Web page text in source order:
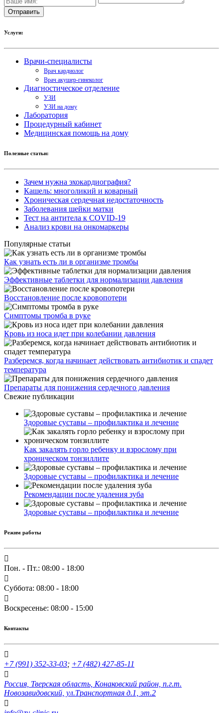
Услуги:
Врачи-специалисты
Врач кардиолог
Врач акушер-гинеколог
Диагностическое отделение
УЗИ
УЗИ на дому
Лаборатория
Процедурный кабинет
Медицинская помощь на дому
Полезные статьи:
Зачем нужна эхокардиография?
Кашель: многоликий и коварный
Хроническая сердечная недостаточность
Заболевания шейки матки
Тест на антитела к COVID-19
Анализ крови на онкомаркеры
Популярные статьи
Как узнать есть ли в организме тромбы
Эффективные таблетки для нормализации давления
Восстановление после кровопотери
Симптомы тромба в руке
Кровь из носа идет при колебании давления
Разберемся, когда начинает действовать антибиотик и спадет
температура
Препараты для понижения сердечного давления
Свежие публикации
Здоровые суставы – профилактика и лечение
Как закалять горло ребенку и взрослому при
хроническом тонзиллите
Здоровые суставы – профилактика и лечение
Рекомендации после удаления зуба
Здоровые суставы – профилактика и лечение
Режим работы
Пон. - Пт.: 08:00 - 18:00
Суббота: 08:00 - 18:00
Воскресенье: 08:00 - 15:00
Контакты
+7 (991) 352-33-03; +7 (482) 427-85-11
Россия, Тверская область, Конаковский район, п.г.т.
Новозавидовский, ул.Транспортная д.1, эт.2